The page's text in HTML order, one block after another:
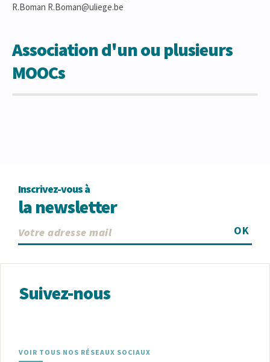
R.Boman R.Boman@uliege.be
Association d'un ou plusieurs
MOOCs
Inscrivez-vous à
la newsletter
OK
Suivez-nous
VOIR TOUS NOS RÉSEAUX SOCIAUX